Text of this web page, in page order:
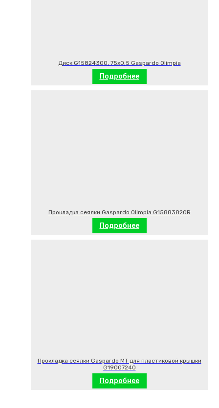
Диск G15824300, 75х0,5 Gaspardo Olimpia
Подробнее
Прокладка сеялки Gaspardo Olimpia G15883820R
Подробнее
Прокладка сеялки Gaspardo MT для пластиковой крышки
G19007240
Подробнее